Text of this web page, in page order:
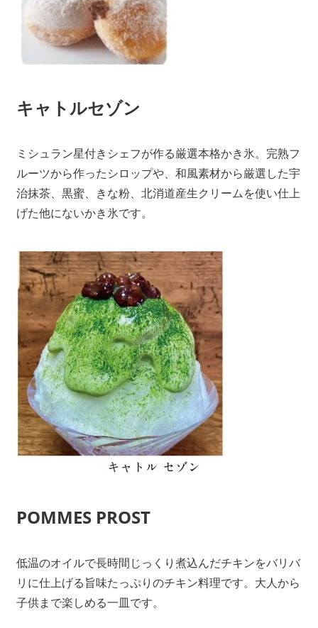
キャトルセゾン
ミシュラン星付きシェフが作る厳選本格かき氷。完熟フ
ルーツから作ったシロップや、和風素材から厳選した宇
治抹茶、黒蜜、きな粉、北消道産生クリームを使い仕上
げた他にないかき氷です。
POMMES PROST
低温のオイルで長時間じっくり煮込んだチキンをバリバ
リに仕上げる旨味たっぷりのチキン料理です。大人から
子供まで楽しめる一皿です。